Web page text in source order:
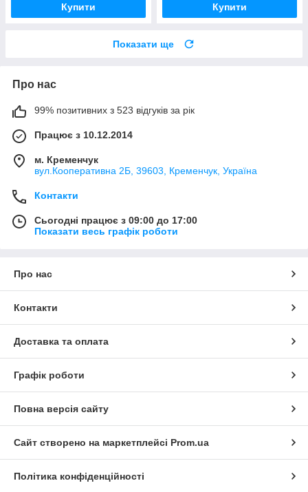
Купити Купити
Показати ще
Про нас
99% позитивних з 523 відгуків за рік
Працює з 10.12.2014
м. Кременчук
вул.Кооперативна 2Б, 39603, Кременчук, Україна
Контакти
Сьогодні працює з 09:00 до 17:00
Показати весь графік роботи
Про нас
Контакти
Доставка та оплата
Графік роботи
Повна версія сайту
Сайт створено на маркетплейсі Prom.ua
Політика конфіденційності